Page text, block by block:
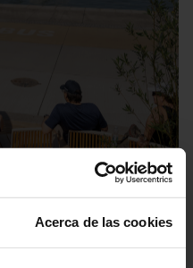
Acerca de las cookies